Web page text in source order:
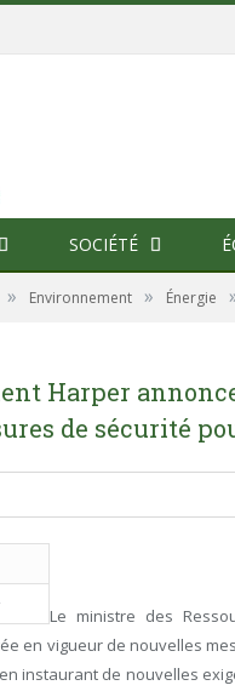
SOCIÉTÉ
» Environnement » Énergie
Harper
de sécurité
Le ministre des
en vigueur de nouvelles
instaurant de nouvelles